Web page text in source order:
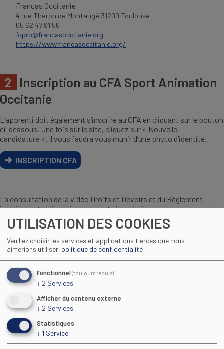
Francas Occitanie
4 rue Théron de Montaugé 31200 Toulouse
05 62 47 91 56
fopro@francasoccitanie.org
https://www.francasoccitanie.org/
2 Inscription au CFA Sport Animation
Occitanie
L’apprenti doit également s’inscrire au CFA en cliquant sur le bouton
ci-dessous. Une fois sur le site, cliquez sur « Nouvelle
candidature ». Il vous faudra vous munir d’une photo d’identité.
INSCRIPTION CFA
La consultation de la vidéo Droits et Devoirs et du Règlement
intérieur est obligatoire pour toute inscription :
UTILISATION DES COOKIES
Veuillez choisir les services et applications tierces que nous
aimerions utiliser. politique de confidentialité
Fonctionnel(toujours requis)
↓ 2 Services
Afficher du contenu externe
↓ 2 Services
Statistiques
↓ 1 Service